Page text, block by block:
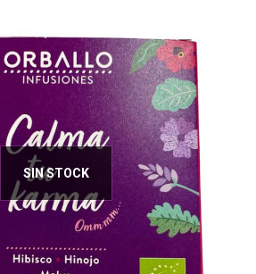
SIN STOCK